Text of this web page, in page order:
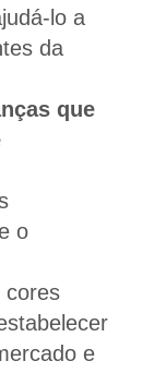
lo a
da
que
o
cores
e